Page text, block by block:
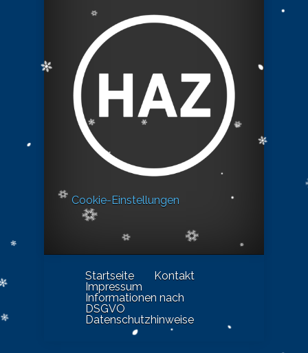
Cookie-Einstellungen
Startseite
Kontakt
Impressum
Informationen nach
DSGVO
Datenschutzhinweise